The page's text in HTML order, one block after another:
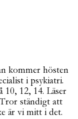
kommer hösten
i psykiatri.
12, 14. Läser
ständigt att
är vi mitt i det.